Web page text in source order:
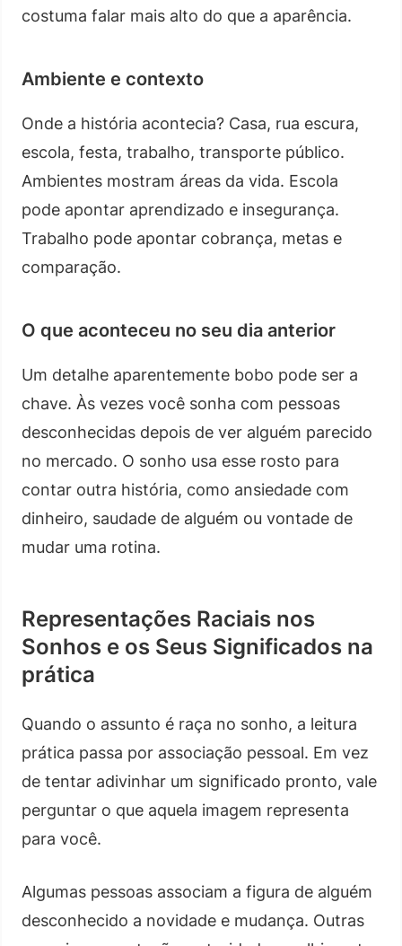
costuma falar mais alto do que a aparência.
Ambiente e contexto
Onde a história acontecia? Casa, rua escura,
escola, festa, trabalho, transporte público.
Ambientes mostram áreas da vida. Escola
pode apontar aprendizado e insegurança.
Trabalho pode apontar cobrança, metas e
comparação.
O que aconteceu no seu dia anterior
Um detalhe aparentemente bobo pode ser a
chave. Às vezes você sonha com pessoas
desconhecidas depois de ver alguém parecido
no mercado. O sonho usa esse rosto para
contar outra história, como ansiedade com
dinheiro, saudade de alguém ou vontade de
mudar uma rotina.
Representações Raciais nos
Sonhos e os Seus Significados na
prática
Quando o assunto é raça no sonho, a leitura
prática passa por associação pessoal. Em vez
de tentar adivinhar um significado pronto, vale
perguntar o que aquela imagem representa
para você.
Algumas pessoas associam a figura de alguém
desconhecido a novidade e mudança. Outras